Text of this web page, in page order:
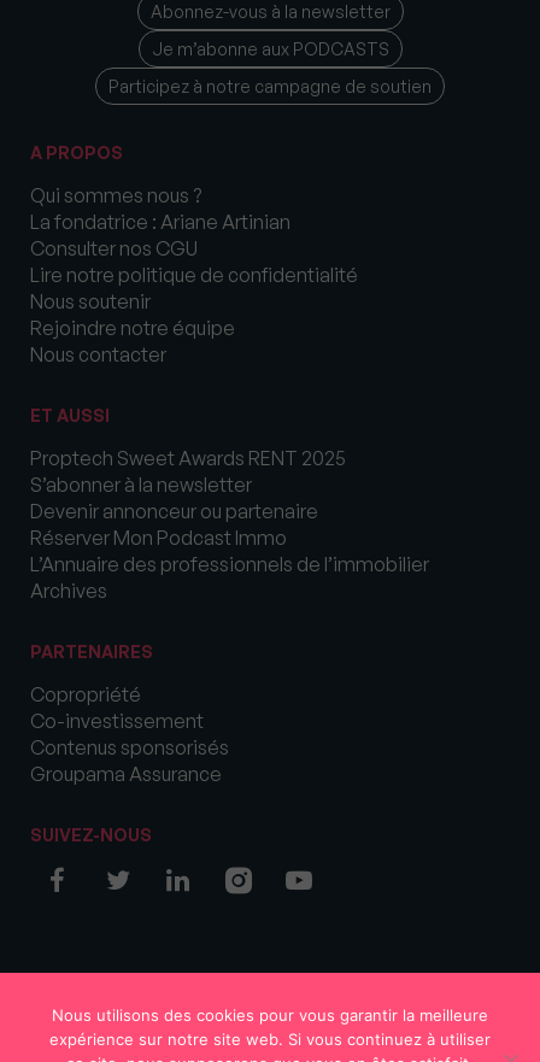
Abonnez-vous à la newsletter
Je m’abonne aux PODCASTS
Participez à notre campagne de soutien
A PROPOS
Qui sommes nous ?
La fondatrice : Ariane Artinian
Consulter nos CGU
Lire notre politique de confidentialité
Nous soutenir
Rejoindre notre équipe
Nous contacter
ET AUSSI
Proptech Sweet Awards RENT 2025
S’abonner à la newsletter
Devenir annonceur ou partenaire
Réserver Mon Podcast Immo
L’Annuaire des professionnels de l’immobilier
Archives
PARTENAIRES
Copropriété
Co-investissement
Contenus sponsorisés
Groupama Assurance
SUIVEZ-NOUS
Nous utilisons des cookies pour vous garantir la meilleure
expérience sur notre site web. Si vous continuez à utiliser